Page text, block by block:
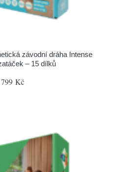
závodní dráha Intense
– 15 dílků
799 Kč